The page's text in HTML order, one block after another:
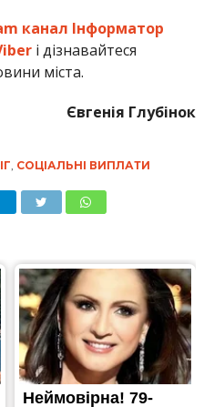
канал Інформатор
і дізнавайтеся
міста.
Євгенія Глубінок
, СОЦІАЛЬНІ ВИПЛАТИ